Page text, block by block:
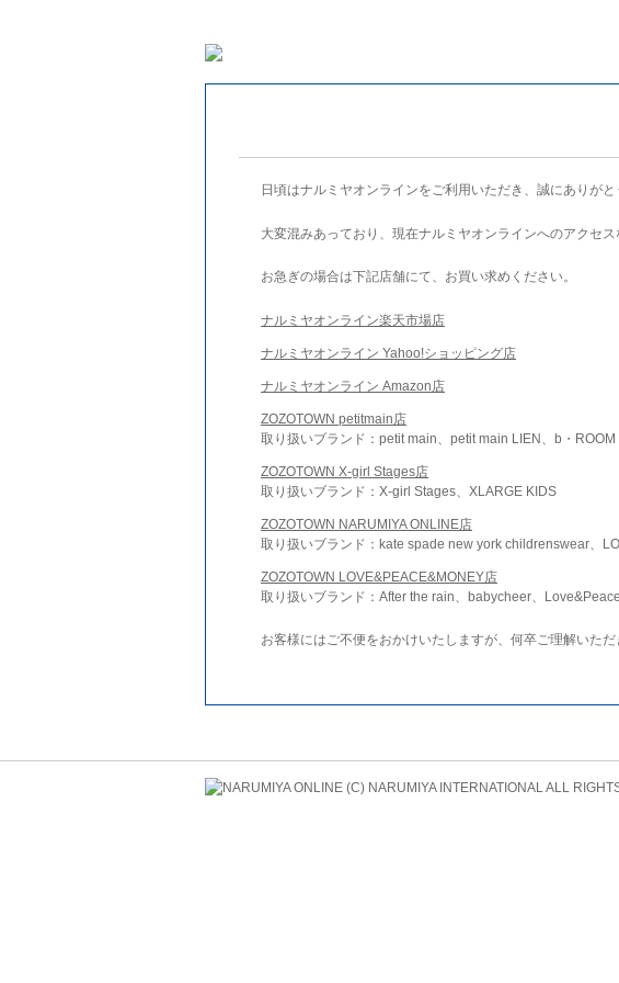
日頃はナルミヤオンラインをご利用いただき、誠にありがと
大変混みあっており、現在ナルミヤオンラインへのアクセス
お急ぎの場合は下記店舗にて、お買い求めください。
ナルミヤオンライン楽天市場店
ナルミヤオンライン Yahoo!ショッピング店
ナルミヤオンライン Amazon店
ZOZOTOWN petitmain店
取り扱いブランド：petit main、petit main LIEN、b・ROOM
ZOZOTOWN X-girl Stages店
取り扱いブランド：X-girl Stages、XLARGE KIDS
ZOZOTOWN NARUMIYA ONLINE店
取り扱いブランド：kate spade new york childrenswear、
ZOZOTOWN LOVE&PEACE&MONEY店
取り扱いブランド：After the rain、babycheer、
お客様にはご不便をおかけいたしますが、何卒ご理解いただ